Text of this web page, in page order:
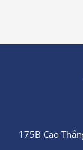
175B Cao